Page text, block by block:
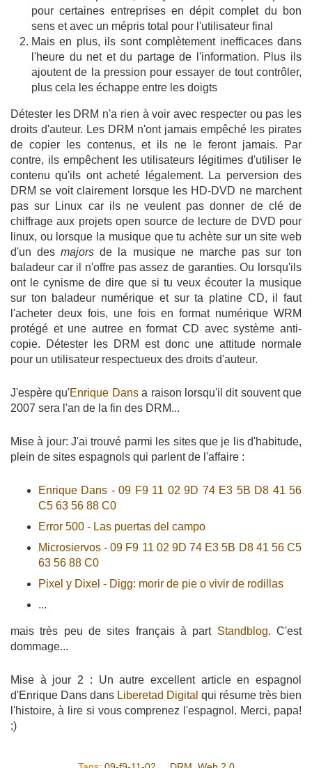
pour certaines entreprises en dépit complet du bon
sens et avec un mépris total pour l'utilisateur final
Mais en plus, ils sont complètement inefficaces dans
l'heure du net et du partage de l'information. Plus ils
ajoutent de la pression pour essayer de tout contrôler,
plus cela les échappe entre les doigts
Détester les DRM n'a rien à voir avec respecter ou pas les
droits d'auteur. Les DRM n'ont jamais empêché les pirates
de copier les contenus, et ils ne le feront jamais. Par
contre, ils empêchent les utilisateurs légitimes d'utiliser le
contenu qu'ils ont acheté légalement. La perversion des
DRM se voit clairement lorsque les HD-DVD ne marchent
pas sur Linux car ils ne veulent pas donner de clé de
chiffrage aux projets open source de lecture de DVD pour
linux, ou lorsque la musique que tu achète sur un site web
d'un desmajors de la musique ne marche pas sur ton
baladeur car il n'offre pas assez de garanties. Ou lorsqu'ils
ont le cynisme de dire que si tu veux écouter la musique
sur ton baladeur numérique et sur ta platine CD, il faut
l'acheter deux fois, une fois en format numérique WRM
protégé et une autree en format CD avec système anti-
copie. Détester les DRM est donc une attitude normale
pour un utilisateur respectueux des droits d'auteur.
J'espère qu'Enrique Dansa raison lorsqu'il dit souvent que
2007 sera l'an de la fin des DRM...
Mise à jour: J'ai trouvé parmi les sites que je lis d'habitude,
plein de sites espagnols qui parlent de l'affaire :
Enrique Dans - 09 F9 11 02 9D 74 E3 5B D8 41 56
C5 63 56 88 C0
Error 500 - Las puertas del campo
Microsiervos - 09 F9 11 02 9D 74 E3 5B D8 41 56 C5
63 56 88 C0
Pixel y Dixel - Digg: morir de pie o vivir de rodillas
...
mais très peu de sites français à part Standblog. C'est
dommage...
Mise à jour 2 : Un autre excellent article en espagnol
d'Enrique Dans dans Liberetad Digital qui résume très bien
l'histoire, à lire si vous comprenez l'espagnol. Merci, papa!
;)